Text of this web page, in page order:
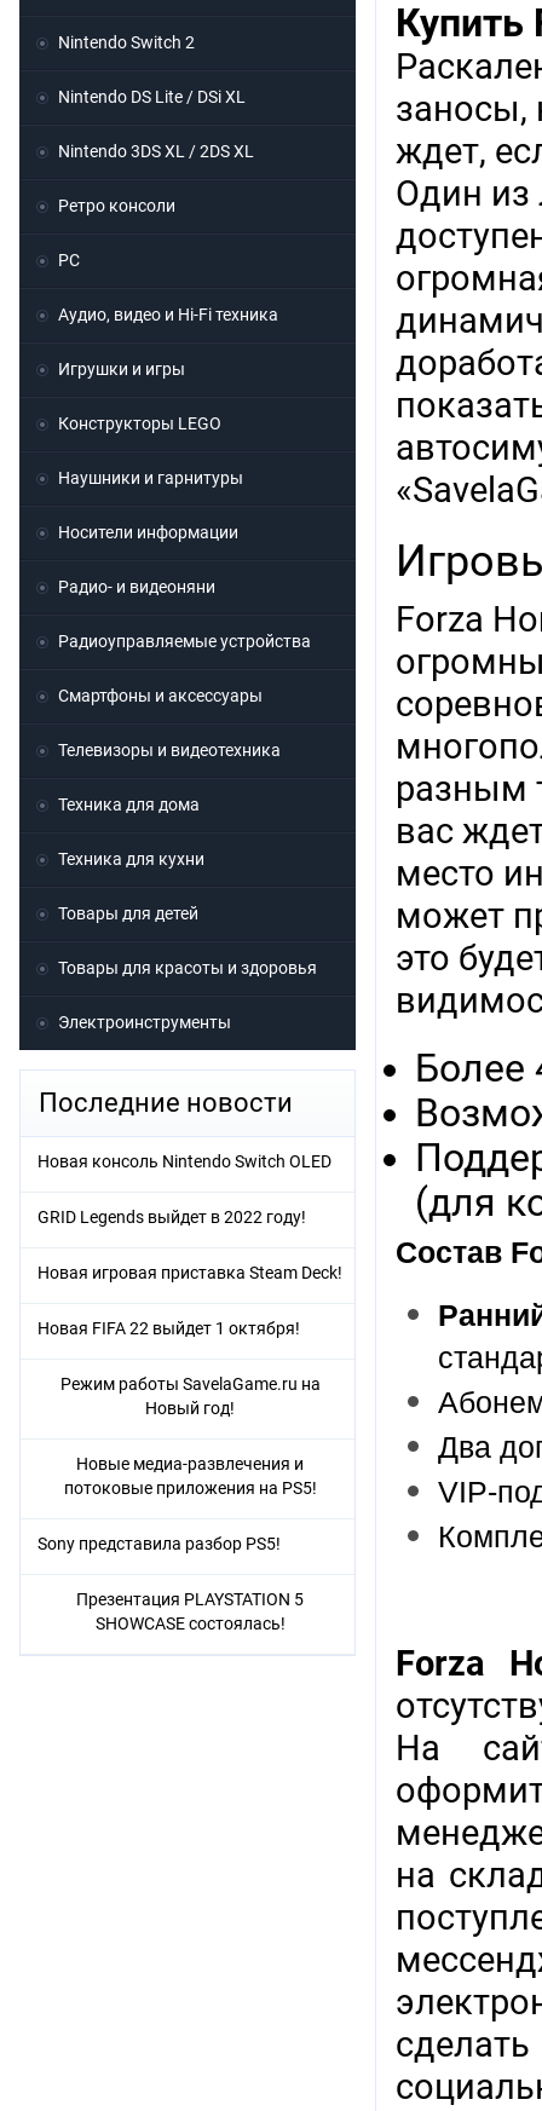
Купить
заносы,
ждет,
Один из
Forza
разным
вас
место
может
это
Более
(для
Состав
Два
VIP-
Forza
На
на
Nintendo Switch 2
Nintendo DS Lite / DSi XL
Nintendo 3DS XL / 2DS XL
Ретро консоли
PC
Аудио, видео и Hi-Fi техника
Игрушки и игры
Конструкторы LEGO
Наушники и гарнитуры
Носители информации
Радио- и видеоняни
Радиоуправляемые устройства
Смартфоны и аксессуары
Телевизоры и видеотехника
Техника для дома
Техника для кухни
Товары для детей
Товары для красоты и здоровья
Электроинструменты
Последние новости
Новая консоль Nintendo Switch OLED
GRID Legends выйдет в 2022 году!
Новая игровая приставка Steam Deck!
Новая FIFA 22 выйдет 1 октября!
Режим работы SavelaGame.ru на
Новый год!
Новые медиа-развлечения и
потоковые приложения на PS5!
Sony представила разбор PS5!
Презентация PLAYSTATION 5
SHOWCASE состоялась!